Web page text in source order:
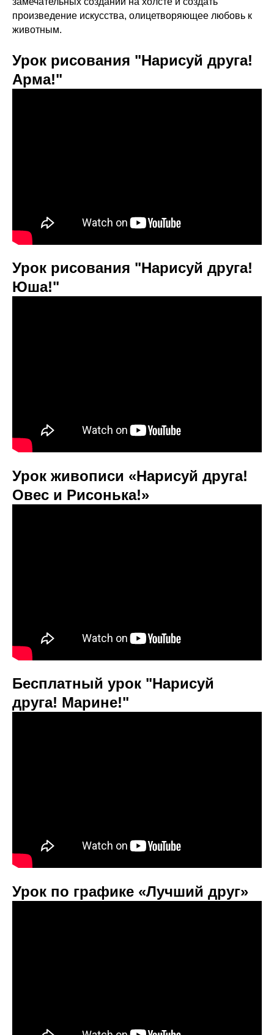
произведение искусства, олицетворяющее любовь к
животным.
Урок рисования "Нарисуй друга!
Арма!"
Урок рисования "Нарисуй друга!
Юша!"
Урок живописи «Нарисуй друга!
Овес и Рисонька!»
Бесплатный урок "Нарисуй
друга! Марине!"
Урок по графике «Лучший друг»